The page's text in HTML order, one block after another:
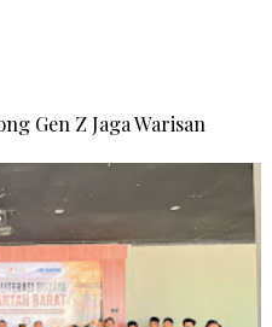
Gen Z Jaga Warisan